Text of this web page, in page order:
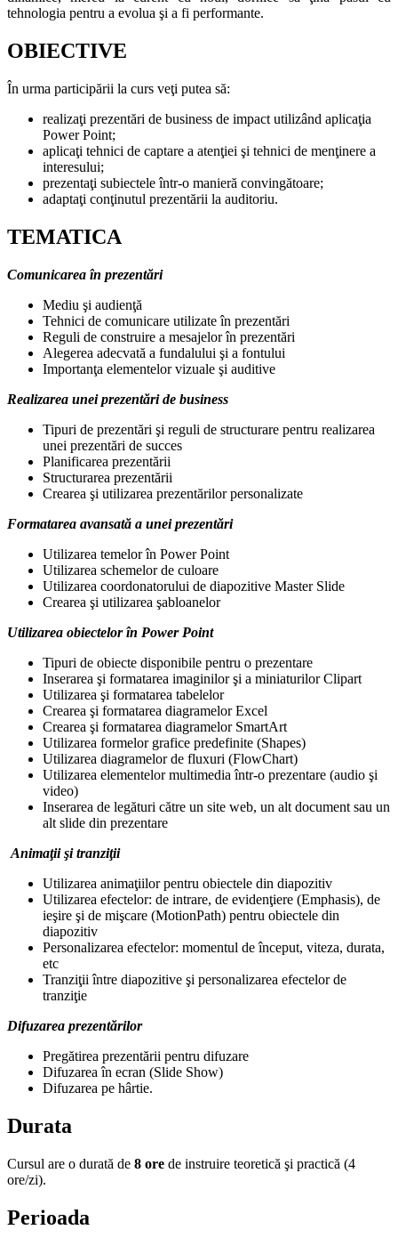
tehnologia pentru a evolua şi a fi performante.
OBIECTIVE
În urma participării la curs veţi putea să:
realizaţi prezentări de business de impact utilizând aplicaţia
Power Point;
aplicaţi tehnici de captare a atenţiei şi tehnici de menţinere a
interesului;
prezentaţi subiectele într-o manieră convingătoare;
adaptaţi conţinutul prezentării la auditoriu.
TEMATICA
Comunicarea în prezentări
Mediu şi audienţă
Tehnici de comunicare utilizate în prezentări
Reguli de construire a mesajelor în prezentări
Alegerea adecvată a fundalului şi a fontului
Importanţa elementelor vizuale şi auditive
Realizarea unei prezentări de business
Tipuri de prezentări şi reguli de structurare pentru realizarea
unei prezentări de succes
Planificarea prezentării
Structurarea prezentării
Crearea şi utilizarea prezentărilor personalizate
Formatarea avansată a unei prezentări
Utilizarea temelor în Power Point
Utilizarea schemelor de culoare
Utilizarea coordonatorului de diapozitive Master Slide
Crearea şi utilizarea şabloanelor
Utilizarea obiectelor în Power Point
Tipuri de obiecte disponibile pentru o prezentare
Inserarea şi formatarea imaginilor şi a miniaturilor Clipart
Utilizarea şi formatarea tabelelor
Crearea şi formatarea diagramelor Excel
Crearea şi formatarea diagramelor SmartArt
Utilizarea formelor grafice predefinite (Shapes)
Utilizarea diagramelor de fluxuri (FlowChart)
Utilizarea elementelor multimedia într-o prezentare (audio şi
video)
Inserarea de legături către un site web, un alt document sau un
alt slide din prezentare
Animaţii şi tranziţii
Utilizarea animaţiilor pentru obiectele din diapozitiv
Utilizarea efectelor: de intrare, de evidenţiere (Emphasis), de
ieşire şi de mişcare (MotionPath) pentru obiectele din
diapozitiv
Personalizarea efectelor: momentul de început, viteza, durata,
etc
Tranziţii între diapozitive şi personalizarea efectelor de
tranziţie
Difuzarea prezentărilor
Pregătirea prezentării pentru difuzare
Difuzarea în ecran (Slide Show)
Difuzarea pe hârtie.
Durata
Cursul are o durată de 8 ore de instruire teoretică şi practică (4
ore/zi).
Perioada